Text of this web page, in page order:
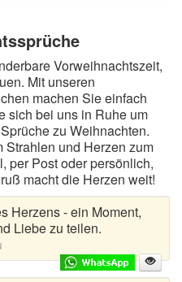
Vorweihnachtszeit,
Mit unseren
machen Sie einfach
sich bei uns in Ruhe um
zu Weihnachten.
Strahlen und Herzen zum
per Post oder persönlich,
macht die Herzen weit!
Herzens - ein Moment,
Liebe zu teilen.